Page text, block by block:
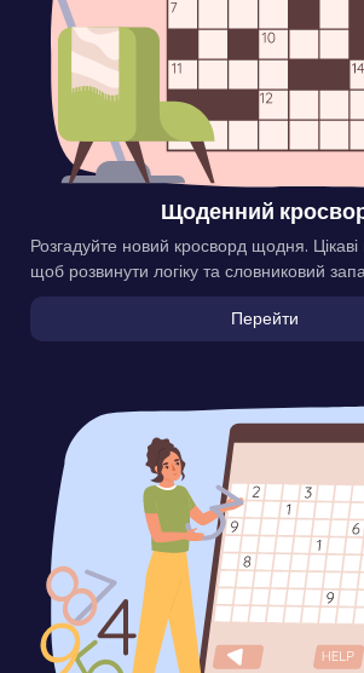
Щоденний
Розгадуйте новий кросворд щодня. Цікаві
щоб розвинути логіку та словниковий
Перейти